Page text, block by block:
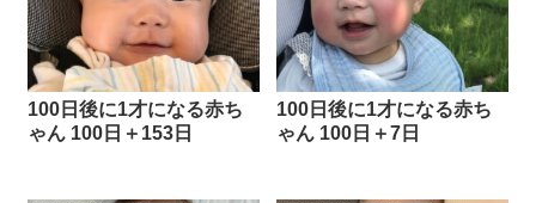
100日後に1才になる赤ち
ゃん 100日＋153日
100日後に1才になる赤ち
ゃん 100日＋7日